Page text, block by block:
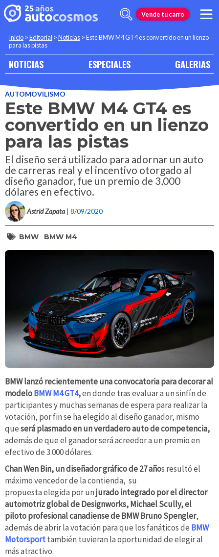
Vende tu carro
Inicio >Editorial >Noticias >Este BMW M4 GT4 es convertido en un lienzo
para las pistas
NOTICIAS ESPECIALES GALERIAS
AUTOMOVILISMO
Este BMW M4 GT4 es
convertido en un lienzo
para las pistas
El diseño será utilizado para adornar un auto
de carreras real y el incentivo otorgado al
diseño ganador, fue un premio de 3,000
dólares en efectivo.
Astrid Zapata | 8/09/2020
BMW BMW M4
BMW lanzó recientemente una convocatoria para decorar al
modeloBMW M4 GT4,en donde tras evaluar a un sinfín de
participantes y muchas semanas de espera para realizar la
votación, por fin se ha elegido al diseño ganador, mismo
queserá plasmado en un verdadero auto de competencia,
además de que el ganador será acreedor a un premio en
efectivo de 3.000 dólares.
Chan Wen Bin, un diseñador gráfico de 27 años resultó el
máximo vencedor de la contienda, su
propuesta elegida por unjurado integrado por el director
automotriz global de Designworks, Michael Scully, el
piloto profesional canadiense de BMW Bruno Spengler,
además de abrir la votación para que los fanáticos de BMW
Motorsporttambién tuvieran la oportunidad de elegir al
más atractivo.